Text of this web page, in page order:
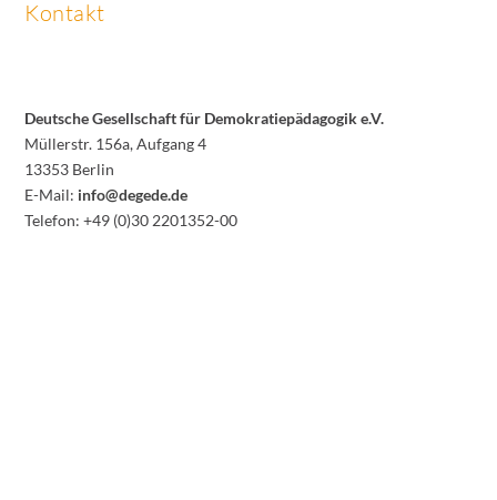
Kontakt
Deutsche Gesellschaft für Demokratiepädagogik e.V.
Müllerstr. 156a, Aufgang 4
13353 Berlin
E-Mail: info@degede.de
Telefon: +49 (0)30 2201352-00